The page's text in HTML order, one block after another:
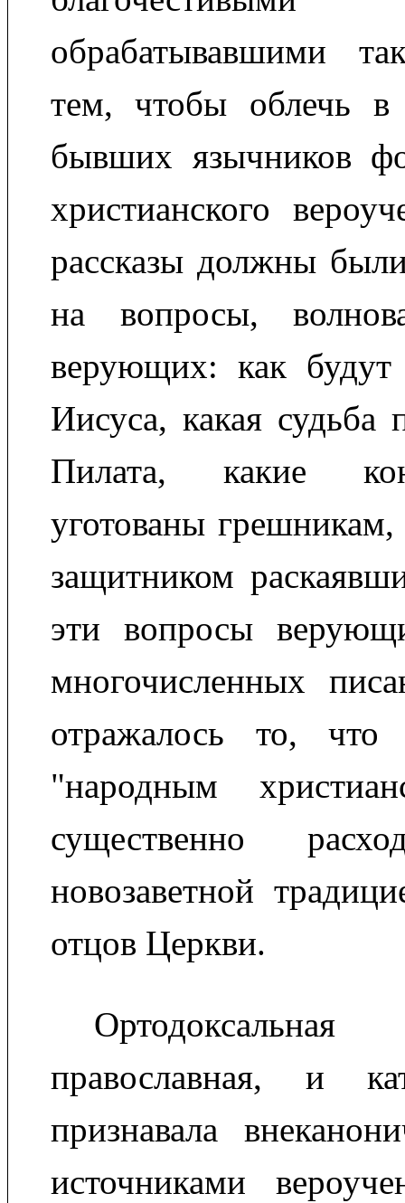
обрабатывавшими
тем, чтобы облечь в
бывших язычников
христианского
рассказы должны
на вопросы,
верующих: как будут
Иисуса, какая судьба
Пилата, какие
уготованы
защитником
эти вопросы
многочисленных
отражалось то, что
"народным
существенно
новозаветной
отцов Церкви.
православная, и
признавала
источниками